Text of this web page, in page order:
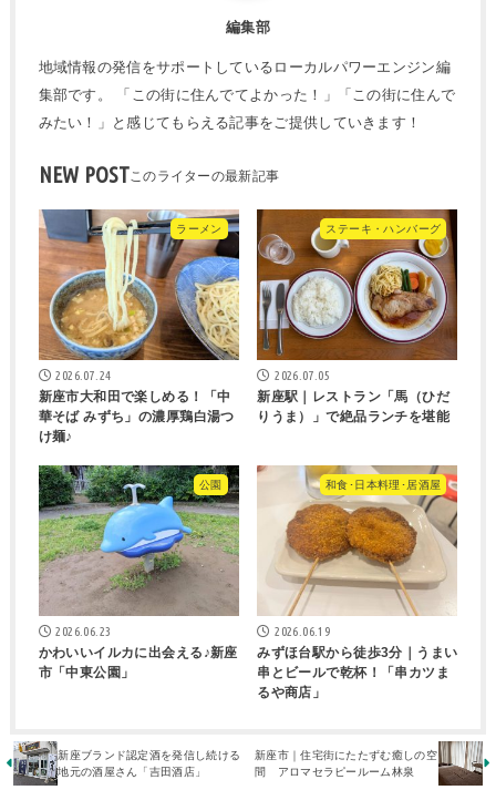
編集部
地域情報の発信をサポートしているローカルパワーエンジン編
集部です。 「この街に住んでてよかった！」「この街に住んで
みたい！」と感じてもらえる記事をご提供していきます！
NEW POST
ラーメン
2026.07.24
新座市大和田で楽しめる！「中
華そば みずち」の濃厚鶏白湯つ
け麺♪
ステーキ・ハンバーグ
2026.07.05
新座駅｜レストラン「馬（ひだ
りうま）」で絶品ランチを堪能
公園
2026.06.23
かわいいイルカに出会える♪新座
市「中東公園」
和食･日本料理･居酒屋
2026.06.19
みずほ台駅から徒歩3分｜うまい
串とビールで乾杯！「串カツま
るや商店」
新座ブランド認定酒を発信し続ける
地元の酒屋さん「吉田酒店」
新座市｜住宅街にたたずむ癒しの空
間 アロマセラピールーム林泉